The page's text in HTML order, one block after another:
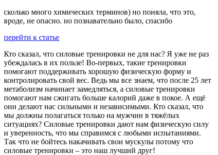
сколько много химических терминов) но поняла, что это,
вроде, не опасно. но познавательно было, спасибо
перейти к статье
Кто сказал, что силовые тренировки не для нас? Я уже не раз
убеждалась в их пользе! Во-первых, такие тренировки
помогают поддерживать хорошую физическую форму и
контролировать свой вес. Ведь мы все знаем, что после 25 лет
метаболизм начинает замедляться, а силовые тренировки
помогают нам сжигать больше калорий даже в покое. А ещё
они делают нас сильными и независимыми. Кто сказал, что
мы должны полагаться только на мужчин в тяжёлых
ситуациях? Силовые тренировки дают нам физическую силу
и уверенность, что мы справимся с любыми испытаниями.
Так что не бойтесь накачивать свои мускулы потому что
силовые тренировки – это наш лучший друг!